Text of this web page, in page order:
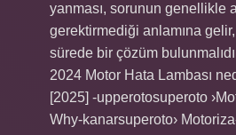
yanması, sorunun genellikle
gerektirmediği anlamına
sürede bir çözüm
2024 Motor Hata Lambası
[2025] -upperotosuperoto
Why-kanarsuperoto›